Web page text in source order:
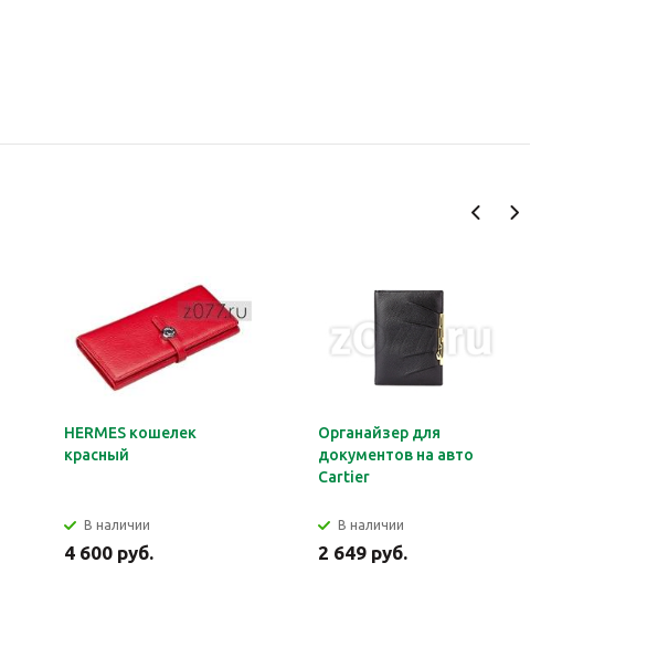
HERMES кошелек
красный
В наличии
4 600 руб.
Органайзер для
документов на авто
Cartier
В наличии
2 649 руб.